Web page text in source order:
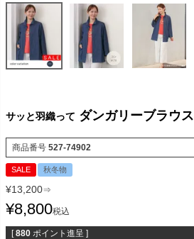
サッと羽織って ダンガリーブラウス
商品番号 527-74902
SALE 秋冬物
¥13,200⇒
¥8,800税込
[ 880 ポイント進呈 ]